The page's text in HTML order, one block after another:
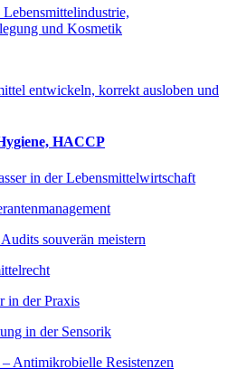
und Kosmetik
entwickeln, korrekt ausloben und
HACCP
in der Lebensmittelwirtschaft
souverän meistern
in der Praxis
in der Sensorik
Antimikrobielle Resistenzen